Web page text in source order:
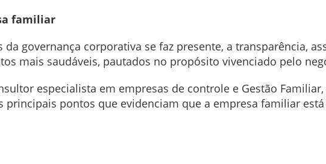
familiar
governança corporativa se faz presente, a transparência,
mais saudáveis, pautados no propósito vivenciado pelo
especialista em empresas de controle e Gestão
principais pontos que evidenciam que a empresa familiar